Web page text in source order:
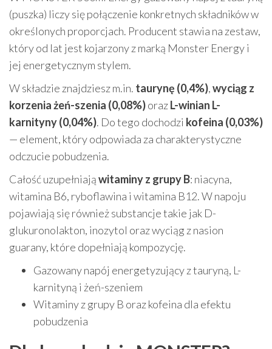
(puszka) liczy się połączenie konkretnych składników w
określonych proporcjach. Producent stawia na zestaw,
który od lat jest kojarzony z marką Monster Energy i
jej energetycznym stylem.
W składzie znajdziesz m.in. taurynę (0,4%),wyciąg z
korzenia żeń-szenia (0,08%)orazL-winian L-
karnityny (0,04%). Do tego dochodzi kofeina (0,03%)
— element, który odpowiada za charakterystyczne
odczucie pobudzenia.
Całość uzupełniająwitaminy z grupy B: niacyna,
witamina B6, ryboflawina i witamina B12. W napoju
pojawiają się również substancje takie jak D-
glukuronolakton, inozytol oraz wyciąg z nasion
guarany, które dopełniają kompozycję.
Gazowany napój energetyzujący z tauryną, L-
karnityną i żeń-szeniem
Witaminy z grupy B oraz kofeina dla efektu
pobudzenia